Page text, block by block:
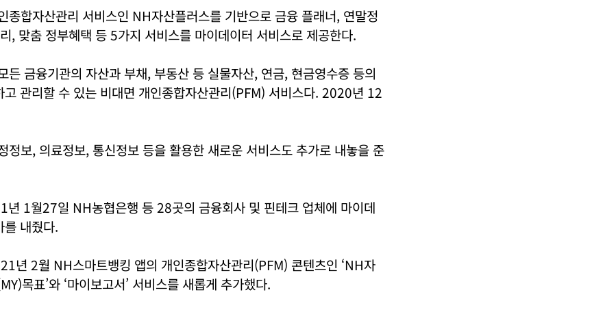
종합자산관리 서비스인 NH자산플러스를 기반으로 금융 플래너, 연말정
, 맞춤 정부혜택 등 5가지 서비스를 마이데이터 서비스로 제공한다.
든 금융기관의 자산과 부채, 부동산 등 실물자산, 연금, 현금영수증 등의
고 관리할 수 있는 비대면 개인종합자산관리(PFM) 서비스다. 2020년 12
정보, 의료정보, 통신정보 등을 활용한 새로운 서비스도 추가로 내놓을 준
년 1월27일 NH농협은행 등 28곳의 금융회사 및 핀테크 업체에 마이데
를 내줬다.
년 2월 NH스마트뱅킹 앱의 개인종합자산관리(PFM) 콘텐츠인 ‘NH자
목표’와 ‘마이보고서’ 서비스를 새롭게 추가했다.